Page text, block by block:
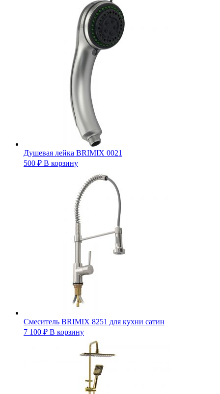
Душевая лейка BRIMIX 0021
500 ₽ В корзину
Смеситель BRIMIX 8251 для кухни сатин
7 100 ₽ В корзину